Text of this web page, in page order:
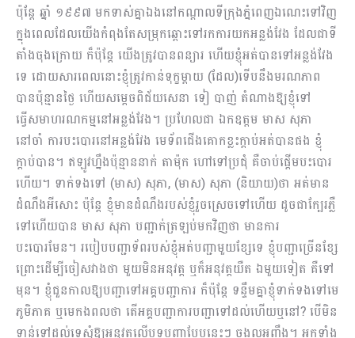
ប៉ុន្តែ ឆ្នាំ ១៩៩៧ មកទាស់គ្នាឯងនៅកណ្តាលទីក្រុងភ្នំពេញឯណេះទៅវិញ
ក្នុងពេលដែលយើងកំពុងតែសម្រុកឆ្ពោះទៅរកការយកអន្លង់វែង ដែលជាទី
តាំងចុងក្រោយ ក៏ប៉ុន្តែ យើងត្រូវបានពន្យារ ហើយខ្ញុំអត់បានទៅអន្លង់វែង
ទេ ដោយសារពេលនោះខ្ញុំត្រូវកាន់ទុក្ខម្តាយ (ដែល)ទើបនឹងមរណភាព
បានប៉ុន្មានថ្ងៃ ហើយសម្តេចពិជ័យសេនា ទៀ បាញ់ តំណាងឱ្យខ្ញុំទៅ
ធ្វើសមាហរណកម្មនៅអន្លង់វែង។ ប្រហែលជា ឯកឧត្តម មាស សុភា
នៅចាំ ការបះបោរនៅអន្លង់វែង មេទ័ពជើងគោកខ្លះក្តាប់អត់បានផង ខ្ញុំ
ក្តាប់បាន។ ឥឡូវហ្នឹងប៉ុន្មាននាក់ តាម៉ុក ហៅទៅប្រជុំ គឺចាប់ផ្តើមបះបោរ
ហើយ។ ទាក់ទងទៅ (មាស) សុភា, (មាស) សុភា (និយាយ)ថា អត់មាន
ដំណឹងអីសោះ ប៉ុន្តែ ខ្ញុំមានដំណឹងរបស់ខ្ញុំរួចស្រេចទៅហើយ ដូចជាក្បែរភ្លឺ
ទៅហើយបាន មាស សុភា បញ្ជាក់ត្រឡប់មកវិញថា មានការ
បះបោរមែន។ របៀបបញ្ជាទ័ពរបស់ខ្ញុំអត់បញ្ជាមួយខ្សែទេ ខ្ញុំបញ្ជាច្រើនខ្សែ
ព្រោះដើម្បីចៀសវាងថា មួយមិនអនុវត្ត ឬក៏អនុវត្តយឺត ឯមួយទៀត គឺទៅ
មុន។ ខ្ញុំជួនកាលឱ្យបញ្ជាទៅអគ្គបញ្ជាការ ក៏ប៉ុន្តែ ទន្ទឹមគ្នាខ្ញុំទាក់ទងទៅមេ
ភូមិភាគ ឬមេកងពលថា តើអគ្គបញ្ជាការបញ្ជាទៅដល់ហើយឬនៅ? បើមិន
ទាន់ទៅដល់ទេសុំឱ្យអនុវត្តលើបទបញ្ជាបែបនេះៗ ចង្អុលអញ្ចឹង។ អ្នកទាំង